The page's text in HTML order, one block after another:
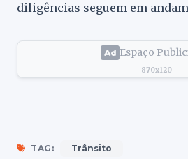
diligências seguem em
Espaço
870x120
TAG: Trânsito